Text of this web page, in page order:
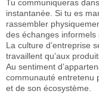
Tu communiqueras
instantanée. Si tu es
rassembler
des échanges informels
La culture d’entreprise
travaillent qu’aux
Au sentiment
communauté entretenu
et de son écosystème.